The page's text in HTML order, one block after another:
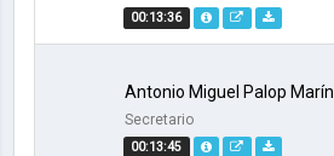
00:13:36
00:13:45
Antonio Miguel Palop Marín
Secretario